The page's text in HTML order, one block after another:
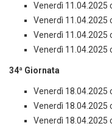
Venerdì 11.04.2025
Venerdì 11.04.2025
Venerdì 11.04.2025
Venerdì 11.04.2025
34ª Giornata
Venerdì 18.04.2025
Venerdì 18.04.2025
Venerdì 18.04.2025